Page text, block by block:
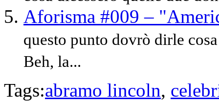
Aforisma #009 –
questo punto dovrò dirle
Beh, la...
Tags:abramo lincoln,